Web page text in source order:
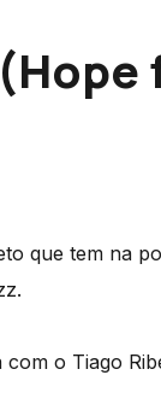
que tem na
o Tiago